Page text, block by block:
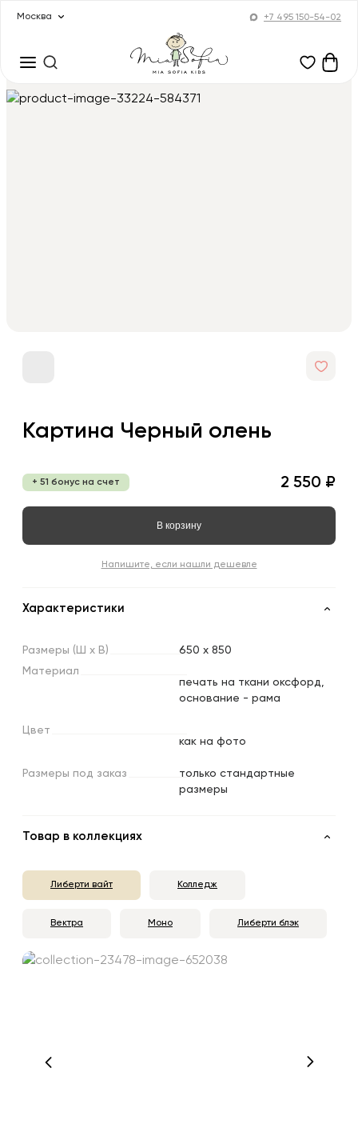
Москва +7 495 150-54-02
Картина Черный олень
+ 51 бонус на счет 2 550 ₽
В корзину
Напишите, если нашли дешевле
Характеристики
Размеры (Ш х В)
650 x 850
Материал
печать на ткани оксфорд,
основание - рама
Цвет
как на фото
Размеры под заказ
только стандартные
размеры
Товар в коллекциях
Либерти вайт Колледж
Вектра Моно Либерти блэк